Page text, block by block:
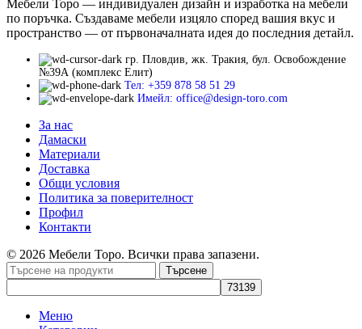
Мебели Торо — индивидуален дизайн и изработка на мебели
по поръчка. Създаваме мебели изцяло според вашия вкус и
пространство — от първоначалната идея до последния детайл.
гр. Пловдив, жк. Тракия, бул. Освобождение
№39А (комплекс Елит)
Тел: +359 878 58 51 29
Имейл: office@design-toro.com
За нас
Дамаски
Материали
Доставка
Общи условия
Политика за поверителност
Профил
Контакти
© 2026 Мебели Торо. Всички права запазени.
Търсене
Меню